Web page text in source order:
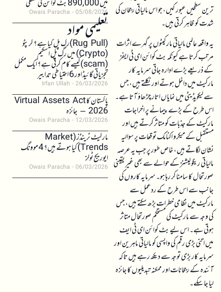
ترین سطحیں عبور کیں، جو اس مالیاتی رجحان کی
شدت کو ظاہر کرتی ہیں۔
یہ واقعہ عالمی مالیاتی مارکیٹوں پر گہرے اثرات
مرتب کرتا ہے کیونکہ بٹ کوائن ای ٹی ایفز
کے ذریعے بڑے ادارہ جاتی سرمایہ کار
مارکیٹ میں داخل ہوتے اور نکلتے ہیں، جس
سے لیکویڈیٹی میں نمایاں اتار چڑھاؤ آتا ہے۔
اس طرح کے بڑے پیمانے پر اخراجات
مارکیٹ کے جذبات کو متاثر کرتے ہیں اور
مستقبل کے میکرو اکنامک توقعات پر سوالیہ
نشان لگاتے ہیں، خاص طور پر جب یہ عرصہ
مالیاتی ریگولیشنز کے حوالے سے بھی غیر یقینی
صورتحال کا سامنا کر رہا ہو۔ سرمایہ کاروں کی
جانب سے اس طرح کے ردعمل سے
مارکیٹ میں نظامی خطرات بڑھ سکتے ہیں، جس
کی وجہ سے مارکیٹ کی مستحکم صورتحال متاثر
ہوتی ہے۔ اس لیے بٹ کوائن ای ٹی ایف
میں اتنی بڑی رقم کی واپسی کو مالیاتی ماہرین اور
سرمایہ کار بڑی توجہ سے دیکھ رہے ہیں تاکہ
آئندہ کے رجحانات اور ممکنہ تبدیلیوں کا جائزہ
لیا جا سکے۔
میں 890,000 بٹ کوائن کی منتقلی
Owais Paracha 05/08/2026
تعلیمی مواد(Rug Pull)رگ پل کیا ہے؟ کرپٹو
(Crypto) میں رگ پل اسکیم
(scam)کیسے کام کرتی ہے؟ ایک مکمل
تجزیاتی گائیڈ اور 6 احتیاطی تدابیر
Irfan Ullah 26/03/2026
پاکستان کا Virtual Assets Act
2026 – جائزہ
Owais Paracha 12/03/2026
مارکیٹ ٹرینڈز (Market
Trends) کیا ہوتے ہیں؟ 4 موونگ
ایوریج ٹولز
Owais Paracha 06/03/2026